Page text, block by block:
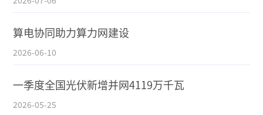
算电协同助力算力网建设
2026-06-10
一季度全国光伏新增并网4119万千瓦
2026-05-25